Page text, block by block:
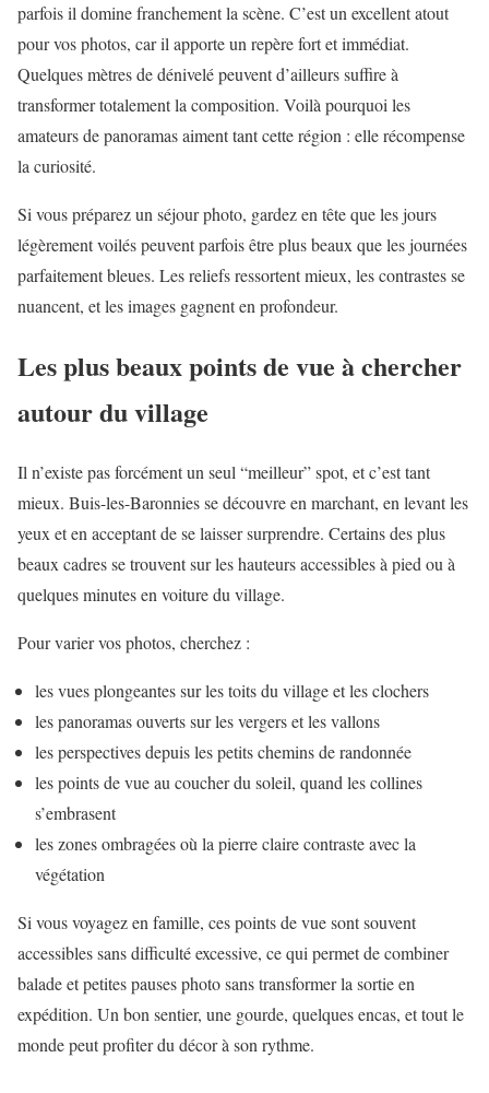
parfois il domine franchement la scène. C’est un excellent atout
pour vos photos, car il apporte un repère fort et immédiat.
Quelques mètres de dénivelé peuvent d’ailleurs suffire à
transformer totalement la composition. Voilà pourquoi les
amateurs de panoramas aiment tant cette région : elle récompense
la curiosité.
Si vous préparez un séjour photo, gardez en tête que les jours
légèrement voilés peuvent parfois être plus beaux que les journées
parfaitement bleues. Les reliefs ressortent mieux, les contrastes se
nuancent, et les images gagnent en profondeur.
Les plus beaux points de vue à chercher
autour du village
Il n’existe pas forcément un seul “meilleur” spot, et c’est tant
mieux. Buis-les-Baronnies se découvre en marchant, en levant les
yeux et en acceptant de se laisser surprendre. Certains des plus
beaux cadres se trouvent sur les hauteurs accessibles à pied ou à
quelques minutes en voiture du village.
Pour varier vos photos, cherchez :
les vues plongeantes sur les toits du village et les clochers
les panoramas ouverts sur les vergers et les vallons
les perspectives depuis les petits chemins de randonnée
les points de vue au coucher du soleil, quand les collines
s’embrasent
les zones ombragées où la pierre claire contraste avec la
végétation
Si vous voyagez en famille, ces points de vue sont souvent
accessibles sans difficulté excessive, ce qui permet de combiner
balade et petites pauses photo sans transformer la sortie en
expédition. Un bon sentier, une gourde, quelques encas, et tout le
monde peut profiter du décor à son rythme.